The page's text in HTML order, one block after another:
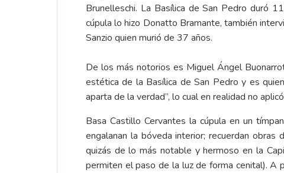
Brunelleschi. La Basílica de San Pedro duró
cúpula lo hizo Donatto Bramante, también
Sanzio quien murió de 37 años.
De los más notorios es Miguel Ángel
estética de la Basílica de San Pedro y es
aparta de la verdad”, lo cual en realidad no
Basa Castillo Cervantes la cúpula en un
engalanan la bóveda interior; recuerdan
quizás de lo más notable y hermoso en la
permiten el paso de la luz de forma cenital). A